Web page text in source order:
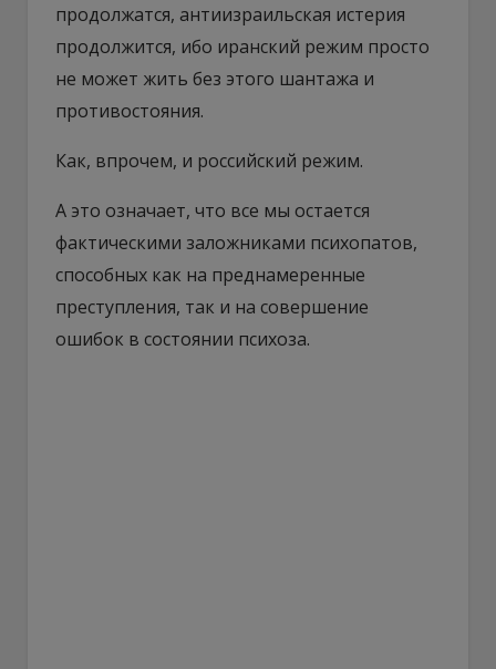
продолжатся, антиизраильская истерия
продолжится, ибо иранский режим просто
не может жить без этого шантажа и
противостояния.
Как, впрочем, и российский режим.
А это означает, что все мы остается
фактическими заложниками психопатов,
способных как на преднамеренные
преступления, так и на совершение
ошибок в состоянии психоза.